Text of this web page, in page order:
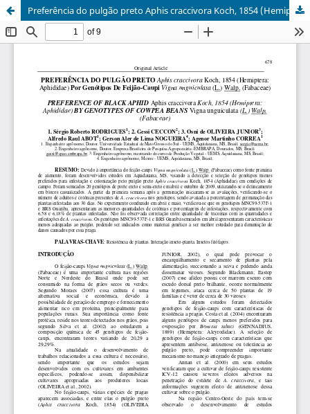
Preferência do pulgão preto Aphis craccivora Koch, 1854 (Hemiptera: Aphididae) por genótipos de feijão-caupi Vigna unguiculata (L.) Walp. (Fabaceae)